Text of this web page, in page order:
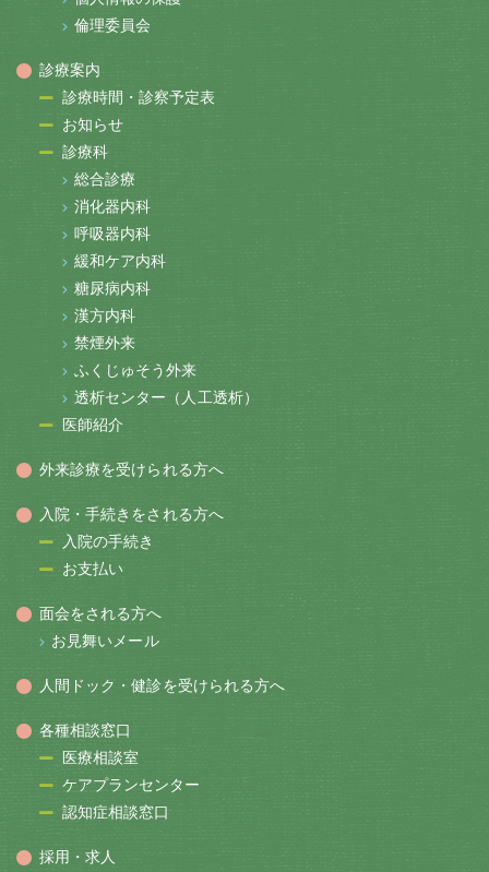
倫理委員会
診療案内
診療時間・診察予定表
お知らせ
診療科
総合診療
消化器内科
呼吸器内科
緩和ケア内科
糖尿病内科
漢方内科
禁煙外来
ふくじゅそう外来
透析センター（人工透析）
医師紹介
外来診療を受けられる方へ
入院・手続きをされる方へ
入院の手続き
お支払い
面会をされる方へ
お見舞いメール
人間ドック・健診を受けられる方へ
各種相談窓口
医療相談室
ケアプランセンター
認知症相談窓口
採用・求人